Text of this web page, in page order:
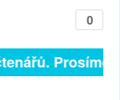
0
Prosíme,